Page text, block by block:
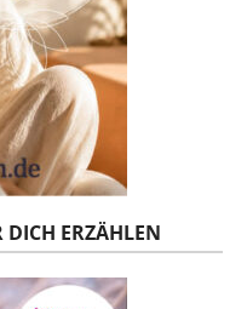
DICH ERZÄHLEN